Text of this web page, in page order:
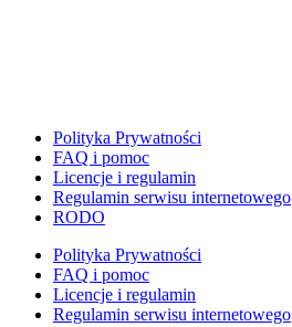
Nauka pisania i czytania
Nowy Rok
O mnie
Odliczanie do wakacji
Opaski
Polityka Prywatności
FAQ i pomoc
Licencje i regulamin
Regulamin serwisu internetowego
RODO
Polityka Prywatności
FAQ i pomoc
Licencje i regulamin
Regulamin serwisu internetowego